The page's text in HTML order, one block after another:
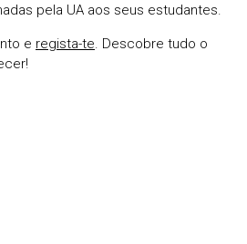
pela UA aos seus estudantes.
e regista-te. Descobre tudo o